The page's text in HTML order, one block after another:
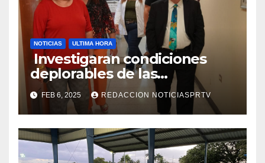
NOTICIAS ULTIMA HORA
Investigaran condiciones
deplorables de las
facilidades el Departamento
de la Salud en Mayagüez
FEB 6, 2025 REDACCION NOTICIASPRTV